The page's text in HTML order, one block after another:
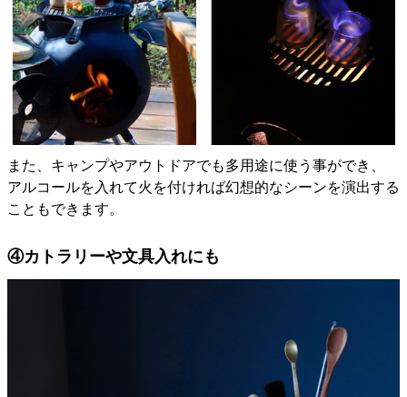
また、キャンプやアウトドアでも多用途に使う事ができ、
アルコールを入れて火を付ければ幻想的なシーンを演出する
こともできます。
④カトラリーや文具入れにも